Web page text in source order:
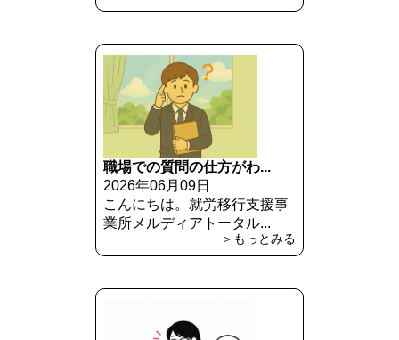
職場での質問の仕方がわ...
2026年06月09日
こんにちは。就労移行支援事
業所メルディアトータル...
＞もっとみる